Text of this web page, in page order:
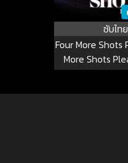
ซับไทย
Four More Shots
More Shots
EP.1-